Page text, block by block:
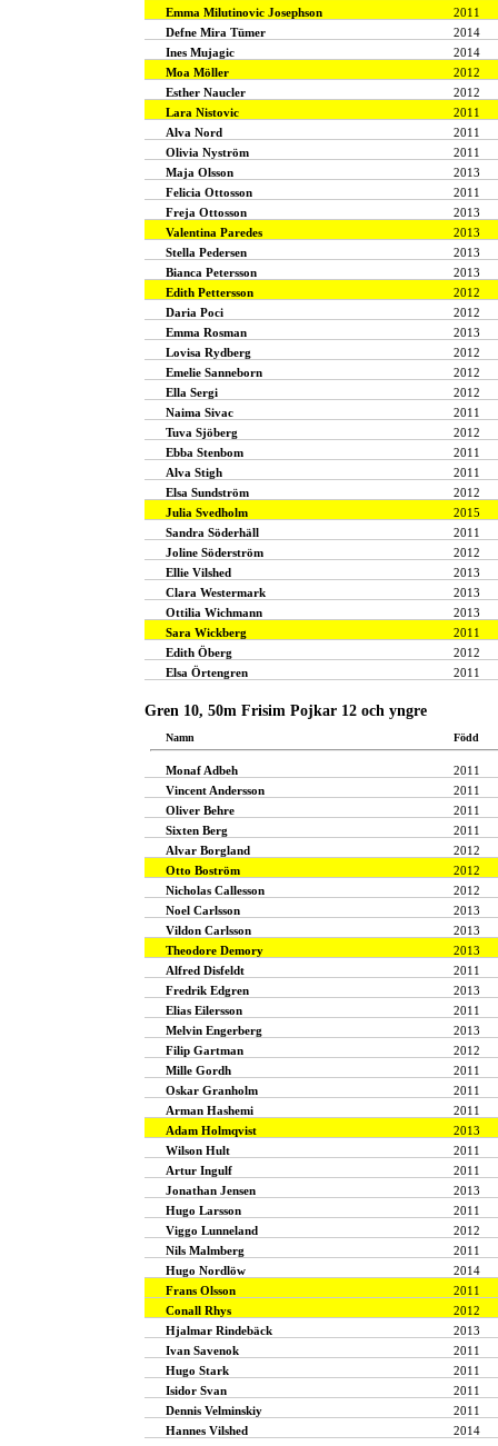
Emma Milutinovic Josephson
2011
Defne Mira Tümer
2014
Ines Mujagic
2014
Moa Möller
2012
Esther Naucler
2012
Lara Nistovic
2011
Alva Nord
2011
Olivia Nyström
2011
Maja Olsson
2013
Felicia Ottosson
2011
Freja Ottosson
2013
Valentina Paredes
2013
Stella Pedersen
2013
Bianca Petersson
2013
Edith Pettersson
2012
Daria Poci
2012
Emma Rosman
2013
Lovisa Rydberg
2012
Emelie Sanneborn
2012
Ella Sergi
2012
Naima Sivac
2011
Tuva Sjöberg
2012
Ebba Stenbom
2011
Alva Stigh
2011
Elsa Sundström
2012
Julia Svedholm
2015
Sandra Söderhäll
2011
Joline Söderström
2012
Ellie Vilshed
2013
Clara Westermark
2013
Ottilia Wichmann
2013
Sara Wickberg
2011
Edith Öberg
2012
Elsa Örtengren
2011
Gren 10, 50m Frisim Pojkar 12 och yngre
Namn Född
Monaf Adbeh
2011
Vincent Andersson
2011
Oliver Behre
2011
Sixten Berg
2011
Alvar Borgland
2012
Otto Boström
2012
Nicholas Callesson
2012
Noel Carlsson
2013
Vildon Carlsson
2013
Theodore Demory
2013
Alfred Disfeldt
2011
Fredrik Edgren
2013
Elias Eilersson
2011
Melvin Engerberg
2013
Filip Gartman
2012
Mille Gordh
2011
Oskar Granholm
2011
Arman Hashemi
2011
Adam Holmqvist
2013
Wilson Hult
2011
Artur Ingulf
2011
Jonathan Jensen
2013
Hugo Larsson
2011
Viggo Lunneland
2012
Nils Malmberg
2011
Hugo Nordlöw
2014
Frans Olsson
2011
Conall Rhys
2012
Hjalmar Rindebäck
2013
Ivan Savenok
2011
Hugo Stark
2011
Isidor Svan
2011
Dennis Velminskiy
2011
Hannes Vilshed
2014